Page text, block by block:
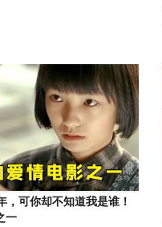
，可你却不知道我是谁！
一